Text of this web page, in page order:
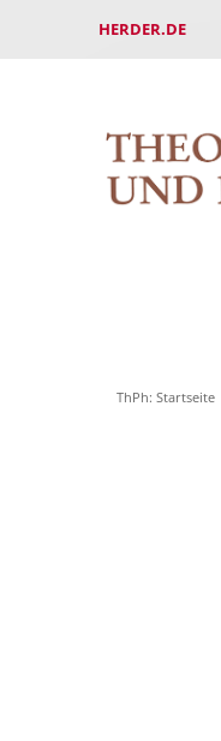
HERDER.DE
ThPh: Startseite